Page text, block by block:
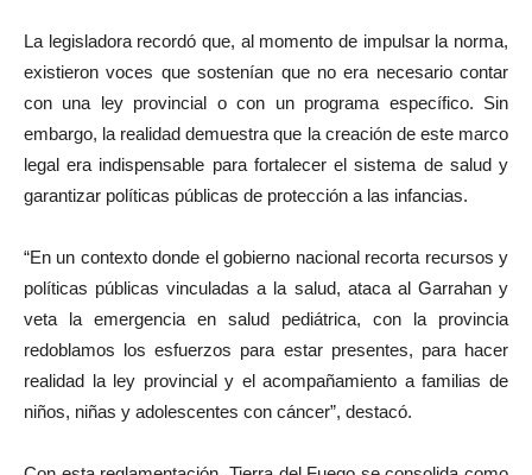
La legisladora recordó que, al momento de impulsar la norma,
existieron voces que sostenían que no era necesario contar
con una ley provincial o con un programa específico. Sin
embargo, la realidad demuestra que la creación de este marco
legal era indispensable para fortalecer el sistema de salud y
garantizar políticas públicas de protección a las infancias.
“En un contexto donde el gobierno nacional recorta recursos y
políticas públicas vinculadas a la salud, ataca al Garrahan y
veta la emergencia en salud pediátrica, con la provincia
redoblamos los esfuerzos para estar presentes, para hacer
realidad la ley provincial y el acompañamiento a familias de
niños, niñas y adolescentes con cáncer”, destacó.